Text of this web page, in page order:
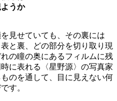
うか
見せていても、その裏には
と裏、どの部分を切り取り現
の瞳の奥にあるフィルムに残
に表れる〈星野源〉の写真家
のを通して、目に見えない何
す。